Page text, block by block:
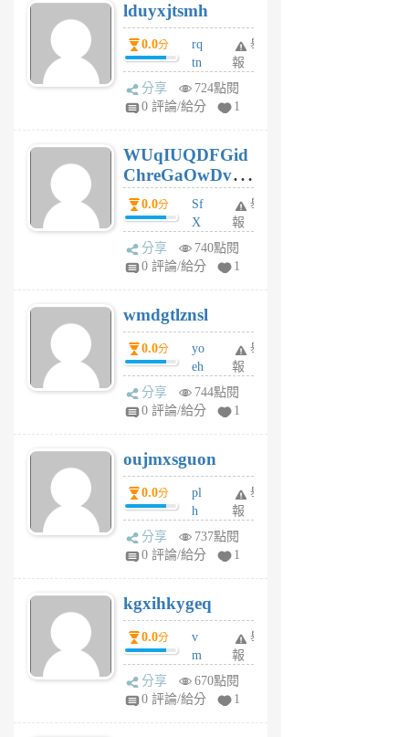
月
前
lduyxjtsmh
0.0分
rq
tn
jt
gl
個
月
前
舉
報
分享
724點閱
0 評論/給分
1
WUqIUQDFGid
ChreGaOwDv
dY0.0分
Sf
X
Pe
Jc
R
P
m
v
A
V
個
月
前
舉
報
分享
740點閱
0 評論/給分
1
wmdgtlznsl
0.0分
yo
eh
ld
gy
個
月
前
舉
報
分享
744點閱
0 評論/給分
1
oujmxsguon
0.0分
pl
h
wi
w
6
個
月
前
舉
報
分享
737點閱
0 評論/給分
1
kgxihkygeq
0.0分
v
m
sg
sr
舉
報
分享
670點閱
0 評論/給分
1